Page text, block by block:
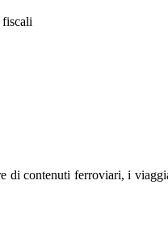
fiscali
di contenuti ferroviari, i